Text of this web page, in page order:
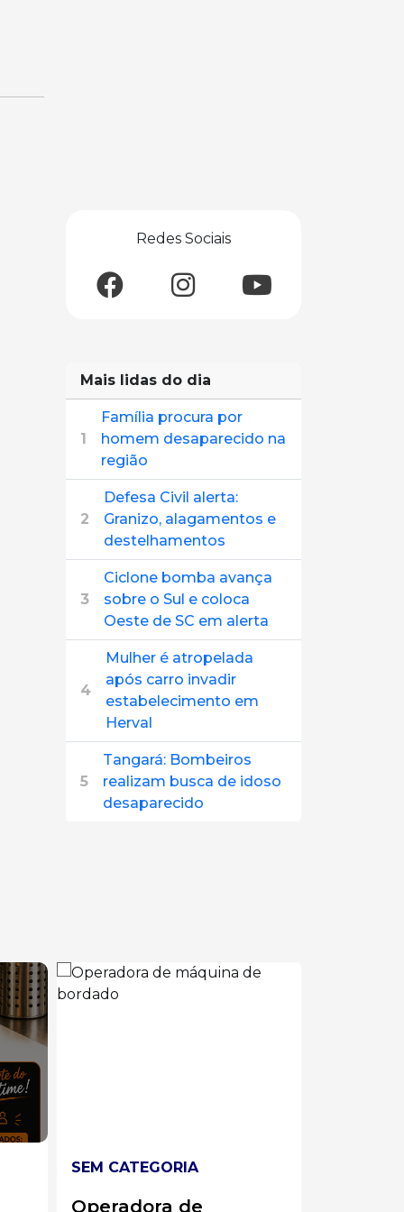
Redes Sociais
Mais lidas do dia
1
Família procura por
homem desaparecido na
região
2
Defesa Civil alerta:
Granizo, alagamentos e
destelhamentos
3
Ciclone bomba avança
sobre o Sul e coloca
Oeste de SC em alerta
4
Mulher é atropelada
após carro invadir
estabelecimento em
Herval
5
Tangará: Bombeiros
realizam busca de idoso
desaparecido
SEM CATEGORIA
Atendente/